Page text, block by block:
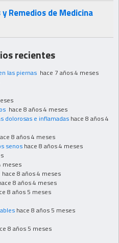
Remedios de Medicina
recientes
las piernas hace 7 años 4 meses
hace 8 años 4 meses
dolorosas e inflamadas hace 8 años 4
8 años 4 meses
senos hace 8 años 4 meses
meses
hace 8 años 4 meses
8 años 4 meses
8 años 5 meses
hace 8 años 5 meses
8 años 5 meses